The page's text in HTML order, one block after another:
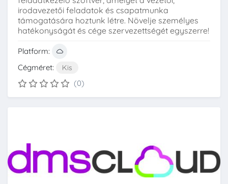
irodavezetői feladatok és csapatmunka
támogatására hoztunk létre. Növelje személyes
hatékonyságát és cége szervezettségét egyszerre!
Platform:
Cégméret:
Kis
(0)